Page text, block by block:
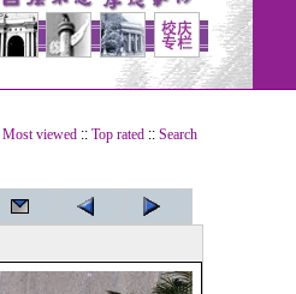
Most viewed:: Top rated:: Search